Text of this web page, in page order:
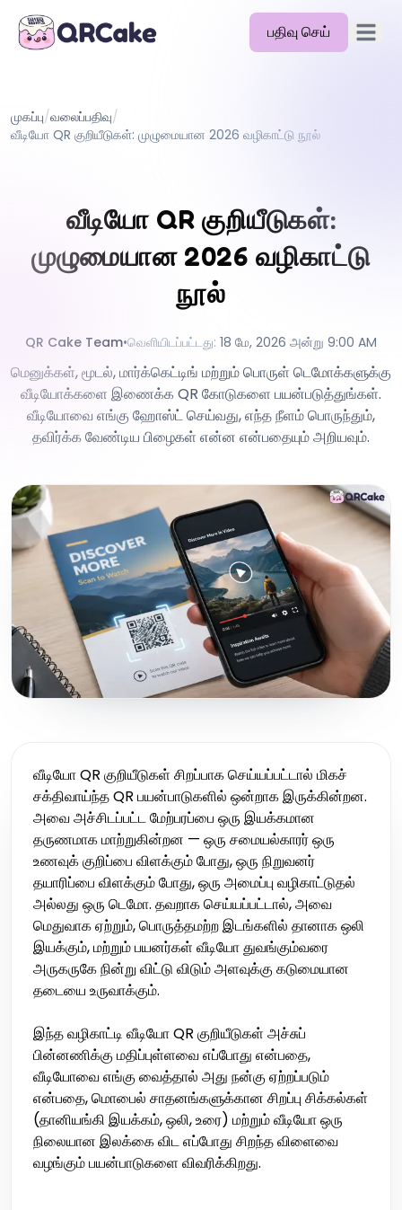
பதிவு செய்
விலை
ஆவணங்கள்
உதவி
முகப்பு/வலைப்பதிவு/
வீடியோ QR குறியீடுகள்: முழுமையான 2026 வழிகாட்டு நூல்
வீடியோ QR குறியீடுகள்:
முழுமையான 2026 வழிகாட்டு
நூல்
QR Cake Team•வெளியிடப்பட்டது: 18 மே, 2026 அன்று 9:00 AM
மெனுக்கள், மூடல், மார்க்கெட்டிங் மற்றும் பொருள் டெமோக்களுக்கு
வீடியோக்களை இணைக்க QR கோடுகளை பயன்படுத்துங்கள்.
வீடியோவை எங்கு ஹோஸ்ட் செய்வது, எந்த நீளம் பொருந்தும்,
தவிர்க்க வேண்டிய பிழைகள் என்ன என்பதையும் அறியவும்.
வீடியோ QR குறியீடுகள் சிறப்பாக செய்யப்பட்டால் மிகச்
சக்திவாய்ந்த QR பயன்பாடுகளில் ஒன்றாக இருக்கின்றன.
அவை அச்சிடப்பட்ட மேற்பரப்பை ஒரு இயக்கமான
தருணமாக மாற்றுகின்றன — ஒரு சமையல்காரர் ஒரு
உணவுக் குறிப்பை விளக்கும் போது, ஒரு நிறுவனர்
தயாரிப்பை விளக்கும் போது, ஒரு அமைப்பு வழிகாட்டுதல்
அல்லது ஒரு டெமோ. தவறாக செய்யப்பட்டால், அவை
மெதுவாக ஏற்றும், பொருத்தமற்ற இடங்களில் தானாக ஒலி
இயக்கும், மற்றும் பயனர்கள் வீடியோ துவங்கும்வரை
அருகருகே நின்று விட்டு விடும் அளவுக்கு கடுமையான
தடையை உருவாக்கும்.
இந்த வழிகாட்டி வீடியோ QR குறியீடுகள் அச்சுப்
பின்னணிக்கு மதிப்புள்ளவை எப்போது என்பதை,
வீடியோவை எங்கு வைத்தால் அது நன்கு ஏற்றப்படும்
என்பதை, மொபைல் சாதனங்களுக்கான சிறப்பு சிக்கல்கள்
(தானியங்கி இயக்கம், ஒலி, உரை) மற்றும் வீடியோ ஒரு
நிலையான இலக்கை விட எப்போது சிறந்த விளைவை
வழங்கும் பயன்பாடுகளை விவரிக்கிறது.